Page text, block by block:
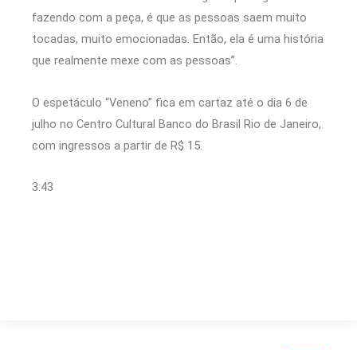
fazendo com a peça, é que as pessoas saem muito
tocadas, muito emocionadas. Então, ela é uma história
que realmente mexe com as pessoas”.
O espetáculo “Veneno” fica em cartaz até o dia 6 de
julho no Centro Cultural Banco do Brasil Rio de Janeiro,
com ingressos a partir de R$ 15.
3:43